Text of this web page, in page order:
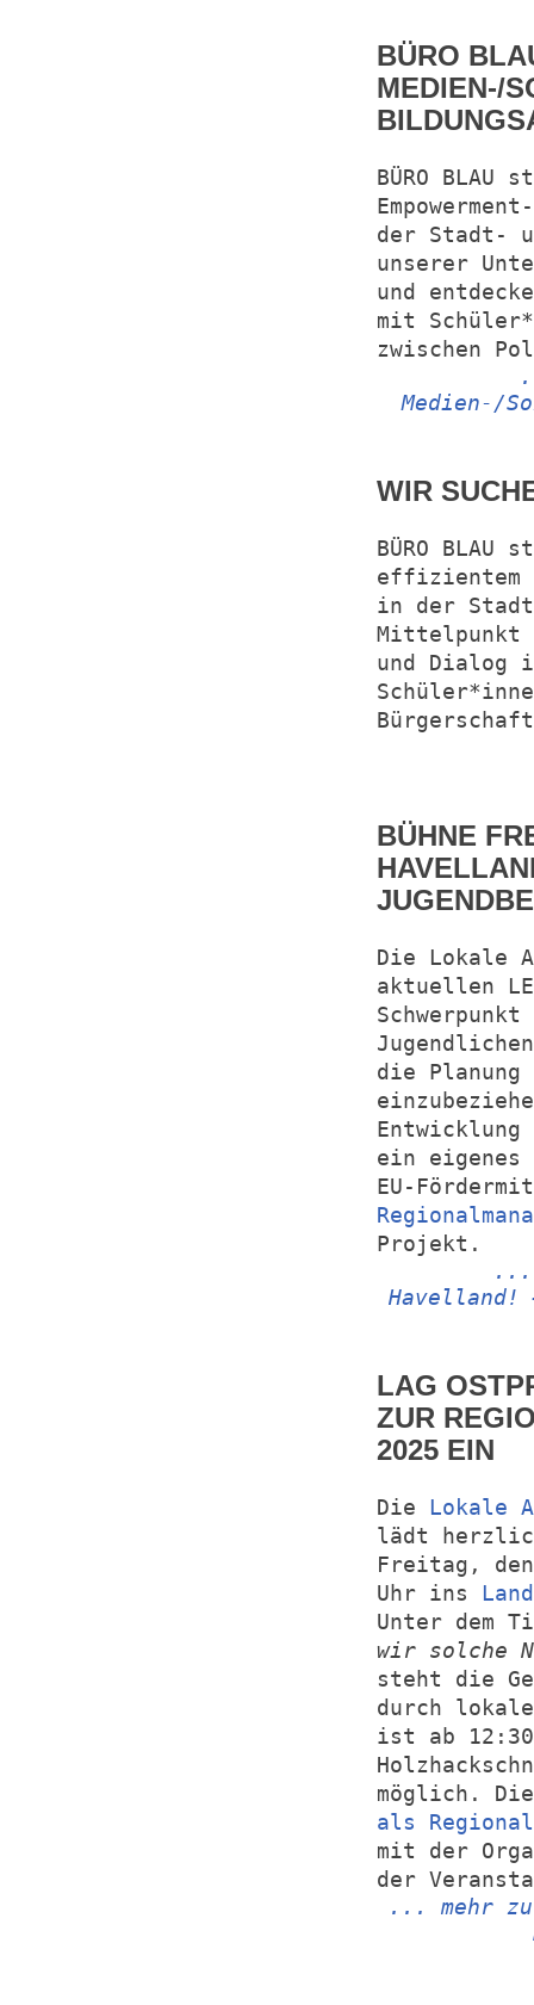
BÜRO
MEDIEN-/
BÜRO
der Stadt-
unserer
und
mit
zwischen
Medien-/
WIR
BÜRO
effizientem
in der
Mittelpunkt
und Dialog
BÜHNE
Die Lokale
aktuellen
die Planung
ein eigenes
EU-
Projekt.
...
Havelland!
LAG
ZUR
2025 EIN
Die
Lokale
lädt
Freitag,
Uhr ins
Unter dem
wir solche
steht die
durch lokale
ist ab
möglich.
als
mit der
der
... mehr